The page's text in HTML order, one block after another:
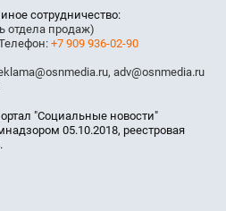
сотрудничество:
отдела продаж)
+7 909 936-02-90
, adv@osnmedia.ru
"Социальные новости"
05.10.2018, реестровая